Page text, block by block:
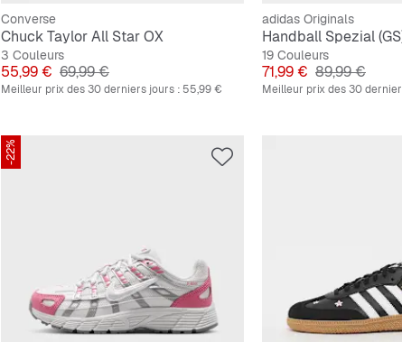
Converse
Chuck Taylor All Star OX
3 Couleurs
Prix
55,99 € Prix original
69,99 €
Meilleur prix des 30 derniers jours : 55,99 €
adidas Originals
Handball Spezial
19 Couleurs
Prix
71,99 € Prix original
89,99 €
Meilleur prix des 30
-22%